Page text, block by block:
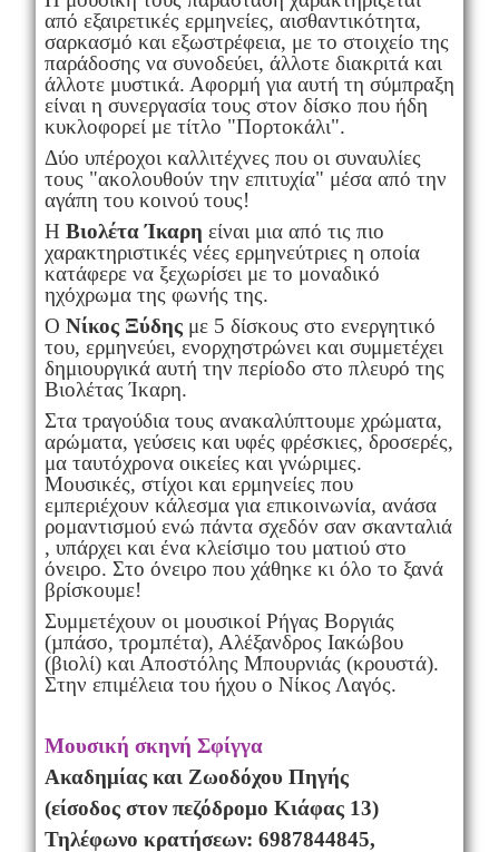
από εξαιρετικές ερμηνείες, αισθαντικότητα,
σαρκασμό και εξωστρέφεια, με το στοιχείο της
παράδοσης να συνοδεύει, άλλοτε διακριτά και
άλλοτε μυστικά. Αφορμή για αυτή τη σύμπραξη
είναι η συνεργασία τους στον δίσκο που ήδη
κυκλοφορεί με τίτλο "Πορτοκάλι".
Δύο υπέροχοι καλλιτέχνες που οι συναυλίες
τους "ακολουθούν την επιτυχία" μέσα από την
αγάπη του κοινού τους!
Η Βιολέτα Ίκαρη είναι μια από τις πιο
χαρακτηριστικές νέες ερμηνεύτριες η οποία
κατάφερε να ξεχωρίσει με το μοναδικό
ηχόχρωμα της φωνής της.
Ο Νίκος Ξύδηςμε 5 δίσκους στο ενεργητικό
του, ερμηνεύει, ενορχηστρώνει και συμμετέχει
δημιουργικά αυτή την περίοδο στο πλευρό της
Βιολέτας Ίκαρη.
Στα τραγούδια τους ανακαλύπτουμε χρώματα,
αρώματα, γεύσεις και υφές φρέσκιες, δροσερές,
μα ταυτόχρονα οικείες και γνώριμες.
Μουσικές, στίχοι και ερμηνείες που
εμπεριέχουν κάλεσμα για επικοινωνία, ανάσα
ρομαντισμού ενώ πάντα σχεδόν σαν σκανταλιά
, υπάρχει και ένα κλείσιμο του ματιού στο
όνειρο. Στο όνειρο που χάθηκε κι όλο το ξανά
βρίσκουμε!
Συμμετέχουν οι μουσικοί Ρήγας Βοργιάς
(µπάσο, τροµπέτα), Αλέξανδρος Ιακώβου
(βιολί) και Αποστόλης Μπουρνιάς (κρουστά).
Στην επιμέλεια του ήχου ο Νίκος Λαγός.
Μουσική σκηνή Σφίγγα
Ακαδημίας και Ζωοδόχου Πηγής
(είσοδος στον πεζόδρομο Κιάφας 13)
Τηλέφωνο κρατήσεων: 6987844845,